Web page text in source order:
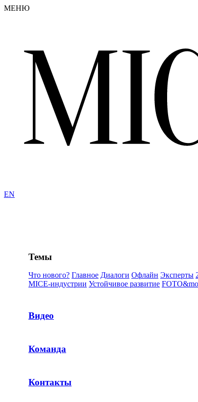
МЕНЮ
EN
Темы
Что нового? Главное Диалоги Офлайн Эксперты
MICE-индустрии Устойчивое развитие
Видео
Команда
Контакты